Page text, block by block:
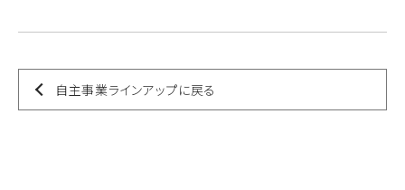
自主事業ラインアップに戻る